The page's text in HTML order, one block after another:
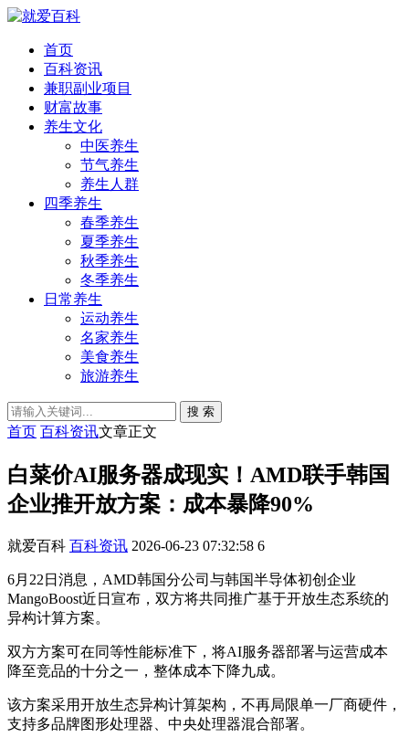
首页
百科资讯
兼职副业项目
财富故事
养生文化
中医养生
节气养生
养生人群
四季养生
春季养生
夏季养生
秋季养生
冬季养生
日常养生
运动养生
名家养生
美食养生
旅游养生
搜 索
首页 百科资讯文章正文
白菜价AI服务器成现实！AMD联手韩国
企业推开放方案：成本暴降90%
就爱百科 百科资讯 2026-06-23 07:32:58 6
6月22日消息，AMD韩国分公司与韩国半导体初创企业
MangoBoost近日宣布，双方将共同推广基于开放生态系统的
异构计算方案。
双方方案可在同等性能标准下，将AI服务器部署与运营成本
降至竞品的十分之一，整体成本下降九成。
该方案采用开放生态异构计算架构，不再局限单一厂商硬件，
支持多品牌图形处理器、中央处理器混合部署。